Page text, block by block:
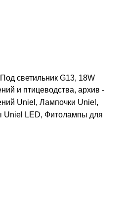
светильник G13, 18W
и птицеводства, архив -
Uniel , Лампочки Uniel ,
Uniel LED, Фитолампы для